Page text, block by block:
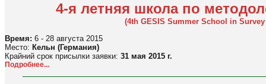
4-я летняя школа по
(4th GESIS Summer School in
Время: 6 - 28 августа 2015
Место: Кельн (Германия)
Крайний срок присылки заявки: 31 мая 2015 г.
Подробнее...